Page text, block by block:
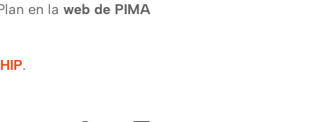
en la web de PIMA
.